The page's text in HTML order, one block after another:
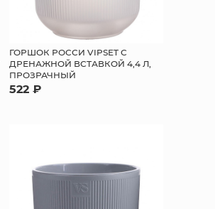
ГОРШОК РОССИ VIPSET С
ДРЕНАЖНОЙ ВСТАВКОЙ 4,4 Л,
ПРОЗРАЧНЫЙ
522 ₽